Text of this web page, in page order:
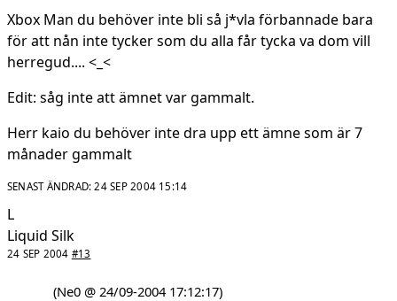
Xbox Man du behöver inte bli så j*vla förbannade bara
för att nån inte tycker som du alla får tycka va dom vill
herregud.... <_<
Edit: såg inte att ämnet var gammalt.
Herr kaio du behöver inte dra upp ett ämne som är 7
månader gammalt
SENAST ÄNDRAD:24 SEP 2004 15:14
L
Liquid Silk
24 SEP 2004 #13
(Ne0 @ 24/09-2004 17:12:17)